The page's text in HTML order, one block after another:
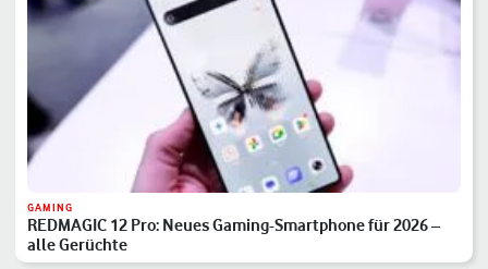
GAMING
REDMAGIC 12 Pro: Neues Gaming-Smartphone für 2026 –
alle Gerüchte